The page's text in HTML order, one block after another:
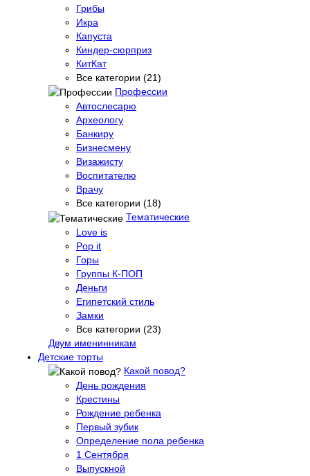
Грибы
Икра
Капуста
Киндер-сюрприз
КитКат
Все категории (21)
Профессии
Автослесарю
Археологу
Банкиру
Бизнесмену
Визажисту
Воспитателю
Врачу
Все категории (18)
Тематические
Love is
Pop it
Горы
Группы К-ПОП
Деньги
Египетский стиль
Замки
Все категории (23)
Двум именинникам
Детские торты
Какой повод?
День рождения
Крестины
Рождение ребенка
Первый зубик
Определение пола ребенка
1 Сентября
Выпускной